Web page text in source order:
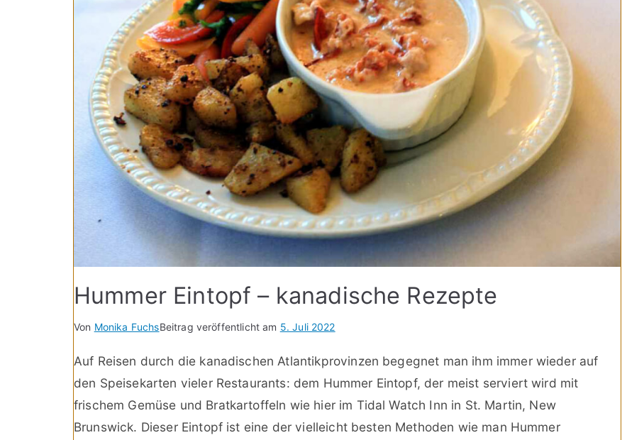
Hummer Eintopf – kanadische Rezepte
Von Monika FuchsBeitrag veröffentlicht am 5. Juli 2022
Auf Reisen durch die kanadischen Atlantikprovinzen begegnet man ihm immer wieder auf
den Speisekarten vieler Restaurants: dem Hummer Eintopf, der meist serviert wird mit
frischem Gemüse und Bratkartoffeln wie hier im Tidal Watch Inn in St. Martin, New
Brunswick. Dieser Eintopf ist eine der vielleicht besten Methoden wie man Hummer